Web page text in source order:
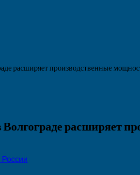
расширяет производственные
Волгограде расширяет